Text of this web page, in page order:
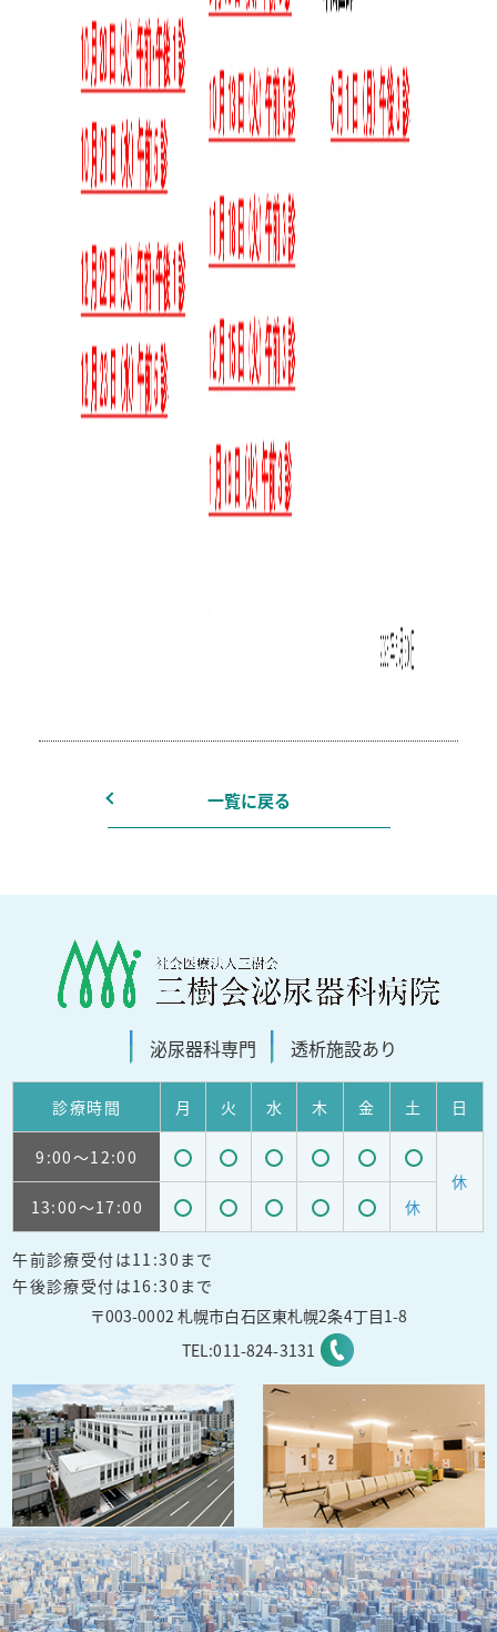
一覧に戻る
泌尿器科専門 透析施設あり
診療時間 月 火 水 木 金 土 日
9:00～12:00
受
付
能
受
付
受
付
受
付
受
付
受
付
休
13:00～17:00
受
付
可
能
受
能
受
能
受
能
受
能
休
午前診療受付は11:30まで
午後診療受付は16:30まで
〒003-0002 札幌市白石区東札幌2条4丁目1-8
TEL:011-824-3131